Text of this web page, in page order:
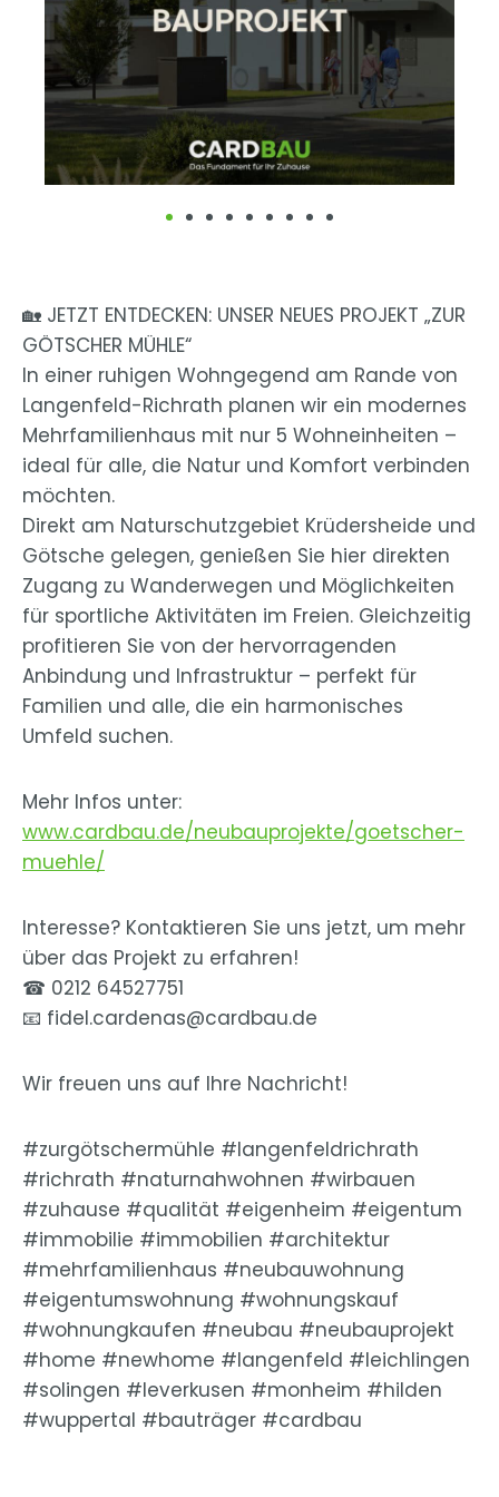
🏡 JETZT ENTDECKEN: UNSER NEUES PROJEKT „ZUR
GÖTSCHER MÜHLE“
In einer ruhigen Wohngegend am Rande von
Langenfeld-Richrath planen wir ein modernes
Mehrfamilienhaus mit nur 5 Wohneinheiten –
ideal für alle, die Natur und Komfort verbinden
möchten.
Direkt am Naturschutzgebiet Krüdersheide und
Götsche gelegen, genießen Sie hier direkten
Zugang zu Wanderwegen und Möglichkeiten
für sportliche Aktivitäten im Freien. Gleichzeitig
profitieren Sie von der hervorragenden
Anbindung und Infrastruktur – perfekt für
Familien und alle, die ein harmonisches
Umfeld suchen.
Mehr Infos unter:
www.cardbau.de/neubauprojekte/goetscher-
muehle/
Interesse? Kontaktieren Sie uns jetzt, um mehr
über das Projekt zu erfahren!
☎ 0212 64527751
📧 fidel.cardenas@cardbau.de
Wir freuen uns auf Ihre Nachricht!
#zurgötschermühle #langenfeldrichrath
#richrath #naturnahwohnen #wirbauen
#zuhause #qualität #eigenheim #eigentum
#immobilie #immobilien #architektur
#mehrfamilienhaus #neubauwohnung
#eigentumswohnung #wohnungskauf
#wohnungkaufen #neubau #neubauprojekt
#home #newhome #langenfeld #leichlingen
#solingen #leverkusen #monheim #hilden
#wuppertal #bauträger #cardbau